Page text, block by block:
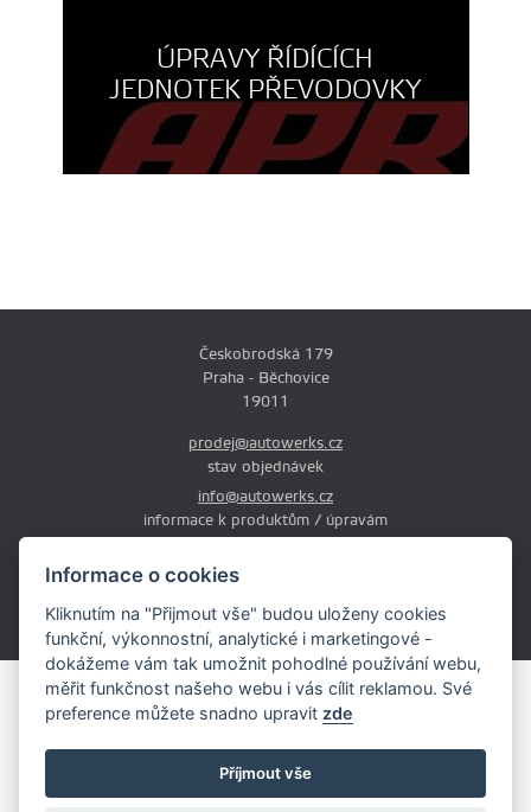
Informace o cookies
Kliknutím na "Přijmout vše" budou uloženy cookies
funkční, výkonnostní, analytické i marketingové -
dokážeme vám tak umožnit pohodlné používání webu,
měřit funkčnost našeho webu i vás cílit reklamou. Své
preference můžete snadno upravit zde
Příjmout vše
ÚPRAVY ŘÍDÍCÍCH
JEDNOTEK PŘEVODOVKY
Českobrodská 179
Praha - Běchovice
19011
prodej@autowerks.cz
stav objednávek
info@autowerks.cz
informace k produktům / úpravám
Pá: 9:00-12:00 a 13:00-16:00
Obsah stránek je majetkem provozovatele. Kopírování, zveřejňování
textů či fotografii je povoleno pouze s jeho souhlasem.
Copyright © 2026 AutoWerks.cz
Všechna práva vyhrazena